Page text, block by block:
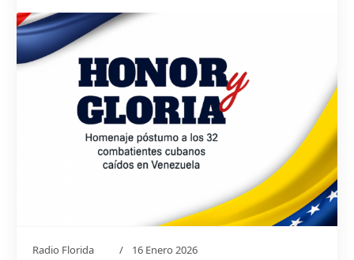
Radio Florida 16 Enero 2026